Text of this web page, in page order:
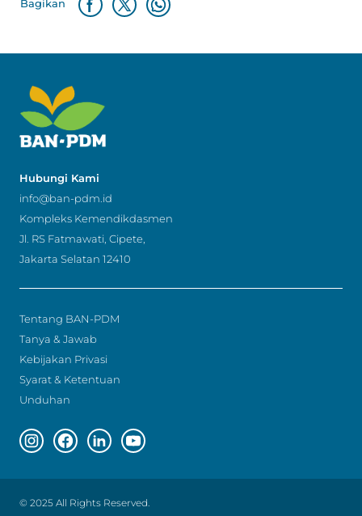
Bagikan
Hubungi Kami
info@ban-pdm.id
Kompleks Kemendikdasmen
Jl. RS Fatmawati, Cipete,
Jakarta Selatan 12410
Tentang BAN-PDM
Tanya & Jawab
Kebijakan Privasi
Syarat & Ketentuan
Unduhan
© 2025 All Rights Reserved.